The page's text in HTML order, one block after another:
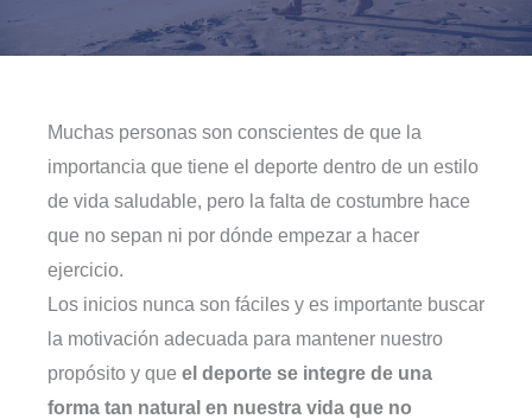
Muchas personas son conscientes de que la
importancia que tiene el deporte dentro de un estilo
de vida saludable, pero la falta de costumbre hace
que no sepan ni por dónde empezar a hacer
ejercicio.
Los inicios nunca son fáciles y es importante buscar
la motivación adecuada para mantener nuestro
propósito y que el deporte se integre de una
forma tan natural en nuestra vida que no